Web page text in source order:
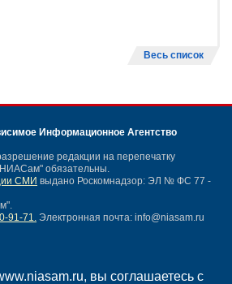
вы соглашаетесь с
Весь список
Информационное Агентство
редакции на перепечатку
обязательны.
СМИ выдано Роскомнадзор: ЭЛ № ФС 77 -
91-71. Электронная почта: info@niasam.ru